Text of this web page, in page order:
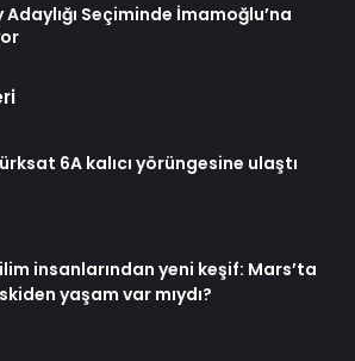
Adaylığı Seçiminde İmamoğlu’na
6A kalıcı yörüngesine ulaştı
insanlarından yeni keşif: Mars’ta
yaşam var mıydı?